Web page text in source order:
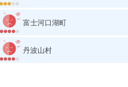
富士河口湖町
丹波山村